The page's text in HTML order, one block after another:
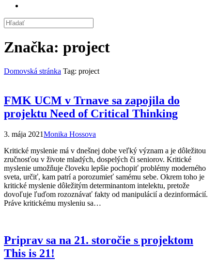
Značka: project
Domovská stránka Tag: project
FMK UCM v Trnave sa zapojila do
projektu Need of Critical Thinking
3. mája 2021Monika Hossova
Kritické myslenie má v dnešnej dobe veľký význam a je dôležitou
zručnosťou v živote mladých, dospelých či seniorov. Kritické
myslenie umožňuje človeku lepšie pochopiť problémy moderného
sveta, určiť, kam patrí a porozumieť samému sebe. Okrem toho je
kritické myslenie dôležitým determinantom intelektu, pretože
dovoľuje ľuďom rozoznávať fakty od manipulácií a dezinformácií.
Práve kritickému mysleniu sa…
Priprav sa na 21. storočie s projektom
This is 21!